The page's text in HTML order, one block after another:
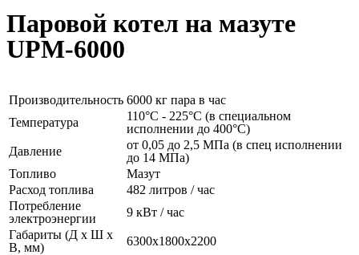
Паровой котел на мазуте
UPM-6000
Производительность 6000 кг пара в час
Температура
110°C - 225°C (в специальном
исполнении до 400°C)
Давление
от 0,05 до 2,5 МПа (в спец исполнении
до 14 МПа)
Топливо
Мазут
Расход топлива
482 литров / час
Потребление
электроэнергии
9 кВт / час
Габариты (Д x Ш x
В, мм)
6300x1800x2200